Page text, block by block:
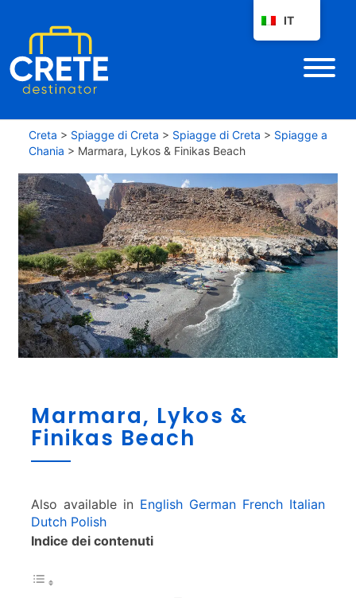
Creta > Spiagge di Creta > Spiagge di Creta > Spiagge a
Chania > Marmara, Lykos & Finikas Beach
a
r
m
a
Marmara, Lykos &
Finikas Beach
Also available in English German French Italian
Dutch Polish
Indice dei contenuti
IT